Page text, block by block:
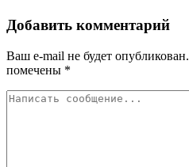
Добавить комментарий
Ваш e-mail не будет опубликован.
помечены *